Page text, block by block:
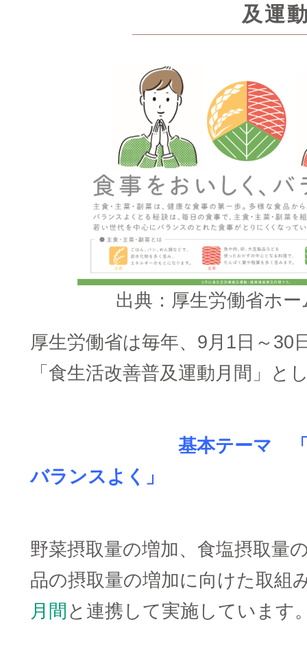
及運
出典：厚生労働省ホ
厚生労働省は毎年、9月1日～30
「食生活改善普及運動月間」と
基本テーマ 「食事
バランスよく」
野菜摂取量の増加、食塩摂取量
品の摂取量の増加に向けた取組
月間 と連携して実施しています